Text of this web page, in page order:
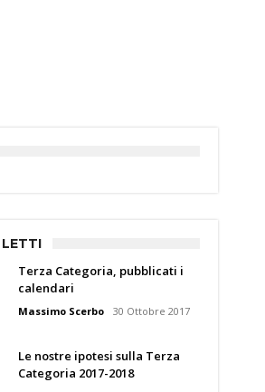
Terza Categoria, pubblicati i
calendari
Massimo Scerbo 30 Ottobre 2017
Le nostre ipotesi sulla Terza
Categoria 2017-2018